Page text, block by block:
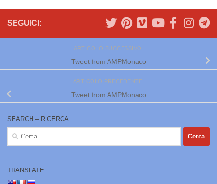
SEGUICI:
ARTICOLO SUCCESSIVO
Tweet from AMPMonaco
ARTICOLO PRECEDENTE
Tweet from AMPMonaco
SEARCH – RICERCA
Ricerca
TRANSLATE: